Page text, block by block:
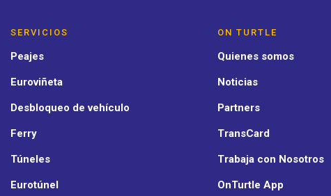
SERVICIOS
Peajes
Euroviñeta
Desbloqueo de vehículo
Ferry
Túneles
Eurotúnel
ON TURTLE
Quienes somos
Noticias
Partners
TransCard
Trabaja con Nosotros
OnTurtle App